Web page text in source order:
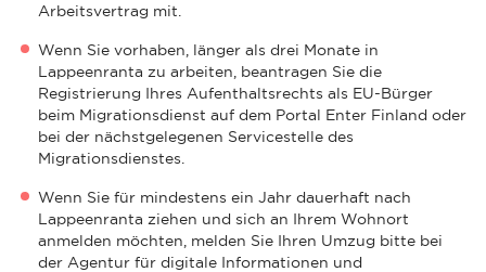
Arbeitsvertrag mit.
Wenn Sie vorhaben, länger als drei Monate in
Lappeenranta zu arbeiten, beantragen Sie die
Registrierung Ihres Aufenthaltsrechts als EU-Bürger
beim Migrationsdienst auf dem Portal Enter Finland oder
bei der nächstgelegenen Servicestelle des
Migrationsdienstes.
Wenn Sie für mindestens ein Jahr dauerhaft nach
Lappeenranta ziehen und sich an Ihrem Wohnort
anmelden möchten, melden Sie Ihren Umzug bitte bei
der Agentur für digitale Informationen und